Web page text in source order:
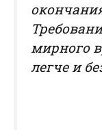
мирного
легче и